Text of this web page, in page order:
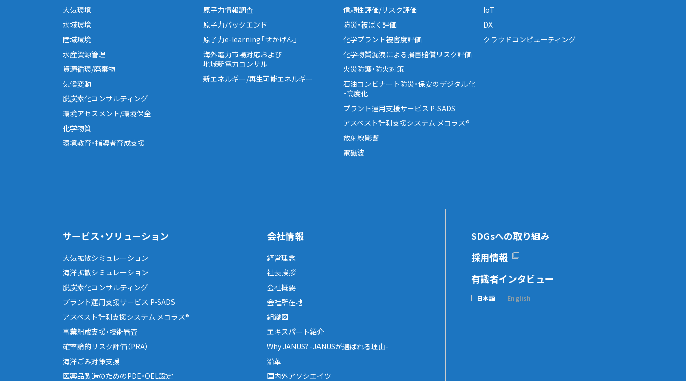
大気環境
水域環境
陸域環境
水産資源管理
資源循環/廃棄物
気候変動
脱炭素化コンサルティング
環境アセスメント/環境保全
化学物質
環境教育・指導者育成支援
原子力情報調査
原子力バックエンド
原子力e-learning「せかげん」
海外電力市場対応および
地域新電力コンサル
新エネルギー/再生可能エネルギー
信頼性評価/リスク評価
防災・被ばく評価
化学プラント被害度評価
化学物質漏洩による損害賠償リスク評価
火災防護・防火対策
石油コンビナート防災・保安のデジタル化
・高度化
プラント運用支援サービス P-SADS
アスベスト計測支援システム メコラス®
放射線影響
電磁波
IoT
DX
クラウドコンピューティング
サービス・ソリューション
大気拡散シミュレーション
海洋拡散シミュレーション
脱炭素化コンサルティング
プラント運用支援サービス P-SADS
アスベスト計測支援システム メコラス®
事業組成支援・技術審査
確率論的リスク評価（PRA）
海洋ごみ対策支援
医薬品製造のためのPDE・OEL設定
会社情報
経営理念
社長挨拶
会社概要
会社所在地
組織図
エキスパート紹介
Why JANUS? -JANUSが選ばれる理由-
沿革
国内外アソシエイツ
SDGsへの取り組み
採用情報
有識者インタビュー
日本語 English